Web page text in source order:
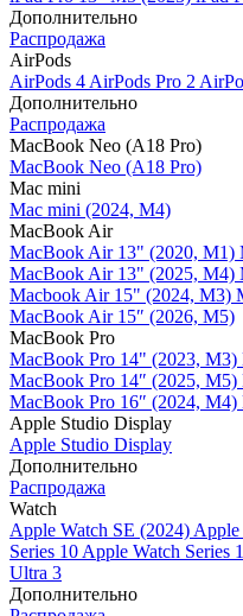
Дополнительно
Распродажа
AirPods
AirPods 4 AirPods Pro 2
Дополнительно
Распродажа
MacBook Neo (A18 Pro)
MacBook Neo (A18 Pro)
Mac mini
Mac mini (2024, M4)
MacBook Air
MacBook Air 13" (2020, M1)
MacBook Air 13" (2025, M4)
Macbook Air 15" (2024, M3)
MacBook Air 15″ (2026, M5)
MacBook Pro
MacBook Pro 14" (2023, M3)
MacBook Pro 14″ (2025, M5)
MacBook Pro 16″ (2024, M4)
Apple Studio Display
Apple Studio Display
Дополнительно
Распродажа
Watch
Apple Watch SE (2024) Apple
Series 10 Apple Watch Series
Ultra 3
Дополнительно